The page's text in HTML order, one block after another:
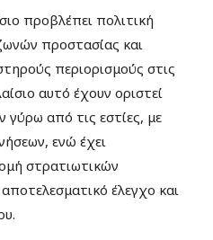
προβλέπει πολιτική
προστασίας και
περιορισμούς στις
αυτό έχουν οριστεί
γύρω από τις εστίες, με
ενώ έχει
στρατιωτικών
έλεγχο και